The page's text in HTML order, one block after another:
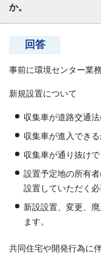
か。
回答
事前に環境センター業
新規設置について
収集車が道路交通
収集車が進入でき
収集車が通り抜け
設置予定地の所有
設置していただく必
新設設置、変更、
ます。
共同住宅や開発行為に